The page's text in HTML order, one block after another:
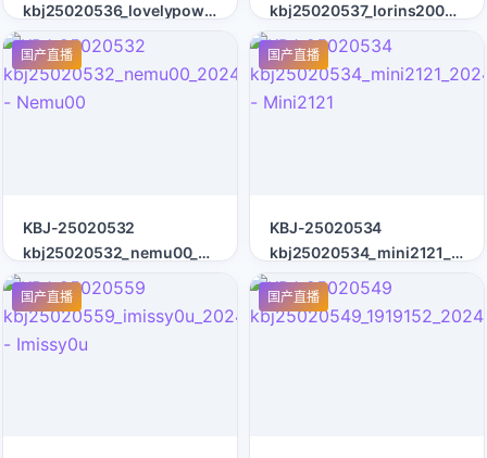
kbj25020536_lovelypower77_20241212
- Lovelypower77
- Lorins2002
国产直播
KBJ-25020532
kbj25020532_nemu00_20241212
- Nemu00
国产直播
KBJ-25020534
- Mini2121
国产直播 国产直播